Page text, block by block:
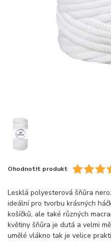
Ohodnotit produkt
Lesklá polyesterová šňůra
ideální pro tvorbu krásných
košíčků, ale také různých
květiny šňůra je dutá a velmi
umělé vlákno tak je velice